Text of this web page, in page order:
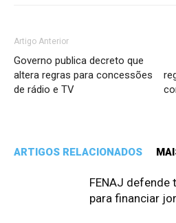
Artigo Anterior
Governo publica decreto que
altera regras para concessões
de rádio e TV
ARTIGOS RELACIONADOS
FENAJ defende
para financiar